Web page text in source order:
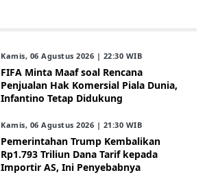
Kamis, 06 Agustus 2026 | 22:30 WIB
FIFA Minta Maaf soal Rencana
Penjualan Hak Komersial Piala Dunia,
Infantino Tetap Didukung
Kamis, 06 Agustus 2026 | 21:30 WIB
Pemerintahan Trump Kembalikan
Rp1.793 Triliun Dana Tarif kepada
Importir AS, Ini Penyebabnya